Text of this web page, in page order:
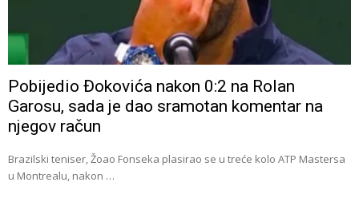
Pobijedio Đokovića nakon 0:2 na Rolan
Garosu, sada je dao sramotan komentar na
njegov račun
Brazilski teniser, Žoao Fonseka plasirao se u treće kolo ATP Mastersa
u Montrealu, nakon …